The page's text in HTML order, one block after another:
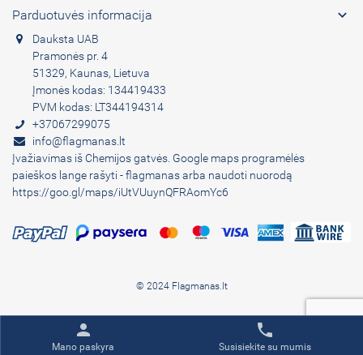
person
Mano paskyra
phone
Susisiekite su mumis
Parduotuvės informacija 
Dauksta UAB
Pramonės pr. 4
51329, Kaunas, Lietuva
Įmonės kodas: 134419433
PVM kodas: LT344194314
+37067299075
info@flagmanas.lt
Įvažiavimas iš Chemijos gatvės. Google maps programėlės
paieškos lange rašyti - flagmanas arba naudoti nuorodą
https://goo.gl/maps/iUtVUuynQFRAomYc6
© 2024 Flagmanas.lt